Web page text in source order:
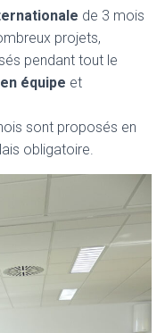
de 3 mois
projets,
pendant tout le
équipe et
sont proposés en
obligatoire.